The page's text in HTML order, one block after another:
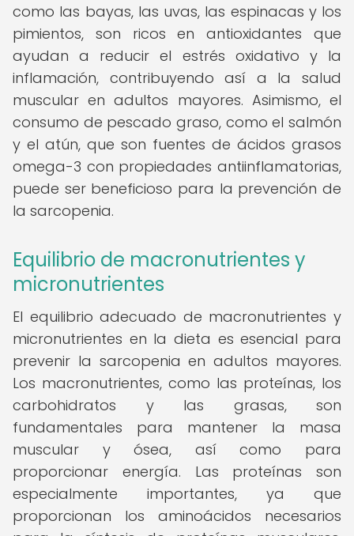
como las bayas, las uvas, las espinacas y los
pimientos, son ricos en antioxidantes que
ayudan a reducir el estrés oxidativo y la
inflamación, contribuyendo así a la salud
muscular en adultos mayores. Asimismo, el
consumo de pescado graso, como el salmón
y el atún, que son fuentes de ácidos grasos
omega-3 con propiedades antiinflamatorias,
puede ser beneficioso para la prevención de
la sarcopenia.
Equilibrio de macronutrientes y
micronutrientes
El equilibrio adecuado de macronutrientes y
micronutrientes en la dieta es esencial para
prevenir la sarcopenia en adultos mayores.
Los macronutrientes, como las proteínas, los
carbohidratos y las grasas, son
fundamentales para mantener la masa
muscular y ósea, así como para
proporcionar energía. Las proteínas son
especialmente importantes, ya que
proporcionan los aminoácidos necesarios